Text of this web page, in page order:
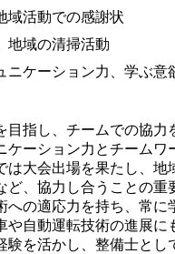
域活動での感謝状
地域の清掃活動
ニケーション力、学ぶ意
目指し、チームでの協力
ケーション力とチームワ
は大会出場を果たし、地
ど、協力し合うことの重
への適応力を持ち、常に
や自動運転技術の進展に
験を活かし、整備士とし